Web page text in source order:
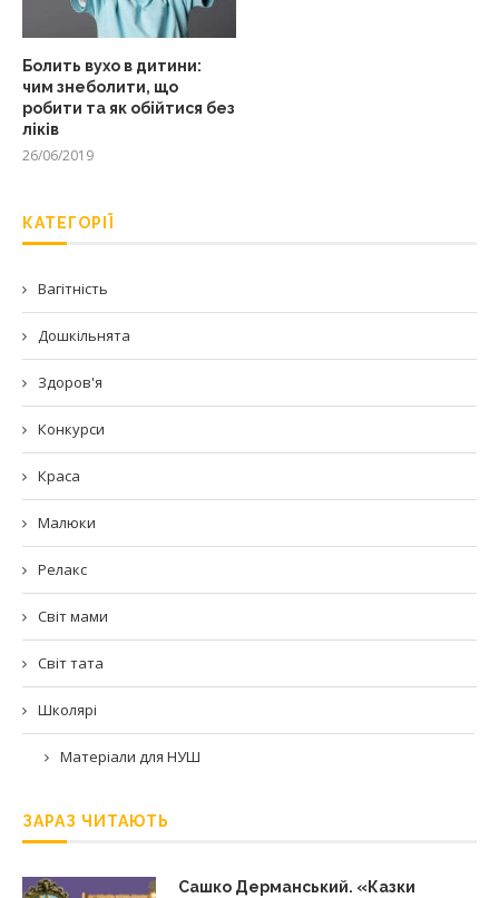
Болить вухо в дитини:
чим знеболити, що
робити та як обійтися без
ліків
26/06/2019
КАТЕГОРІЇ
Вагітність
Дошкільнята
Здоров'я
Конкурси
Краса
Малюки
Релакс
Світ мами
Світ тата
Школярі
Матеріали для НУШ
ЗАРАЗ ЧИТАЮТЬ
Сашко Дерманський. «Казки